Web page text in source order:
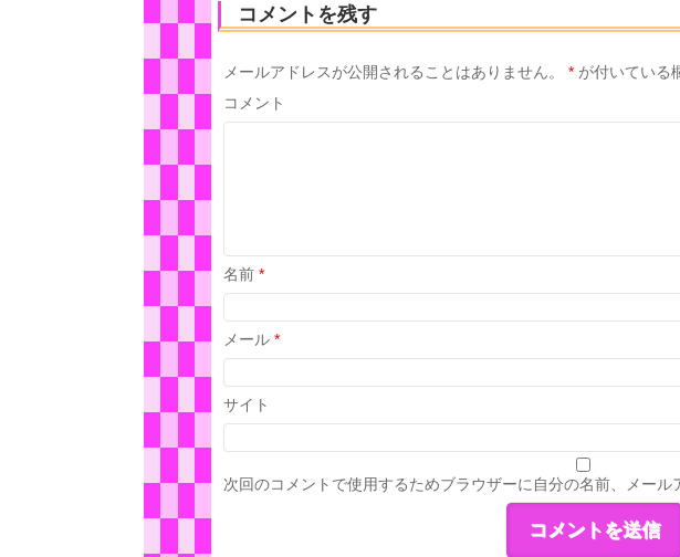
コメントを残す
メールアドレスが公開されることはありません。 * が付いている
コメント
名前 *
メール *
サイト
次回のコメントで使用するためブラウザーに自分の名前、メール